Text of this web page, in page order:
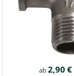
ab2,90 €